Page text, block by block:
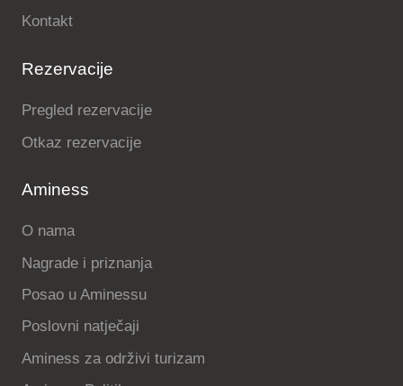
Kontakt
Rezervacije
Pregled rezervacije
Otkaz rezervacije
Aminess
O nama
Nagrade i priznanja
Posao u Aminessu
Poslovni natječaji
Aminess za održivi turizam